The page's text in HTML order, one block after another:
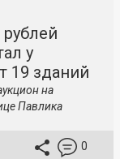
у
19 зданий
на
Павлика
0